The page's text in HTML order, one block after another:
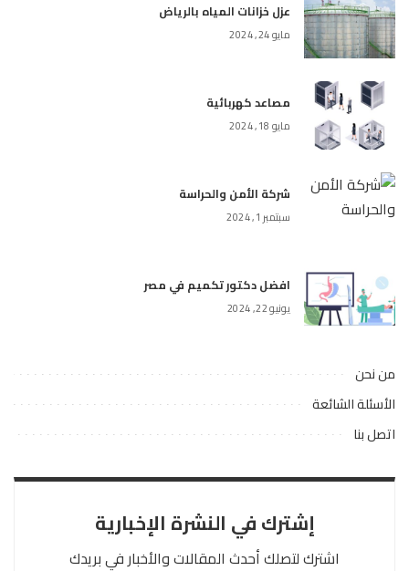
عزل خزانات المياه بالرياض
مايو 24, 2024
مصاعد كهربائية
مايو 18, 2024
شركة الأمن والحراسة
سبتمبر 1, 2024
افضل دكتور تكميم في مصر
يونيو 22, 2024
من نحن
الأسئلة الشائعة
اتصل بنا
إشترك في النشرة الإخبارية
اشترك لتصلك أحدث المقالات والأخبار في بريدك